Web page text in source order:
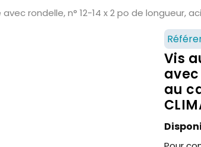
rondelle, n° 12-14 x 2 po de longueur,
Vis
au